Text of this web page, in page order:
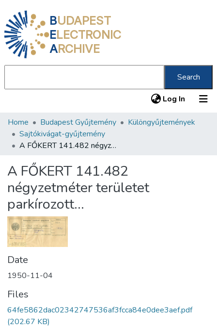
BUDAPEST
ELECTRONIC
ARCHIVE
Search
Log In (current)
Communities & Collections
All of DSpace
Statistics
About us
Home Budapest Gyűjtemény
Különgyűjtemények
Sajtókivágat-gyűjtemény
A FŐKERT 141.482 négyzetméter területet parkírozott...
A FŐKERT 141.482
négyzetméter területet
parkírozott...
Date
1950-11-04
Files
64fe5862dac02342747536af3fcca84e0dee3aef.pdf
(202.67 KB)